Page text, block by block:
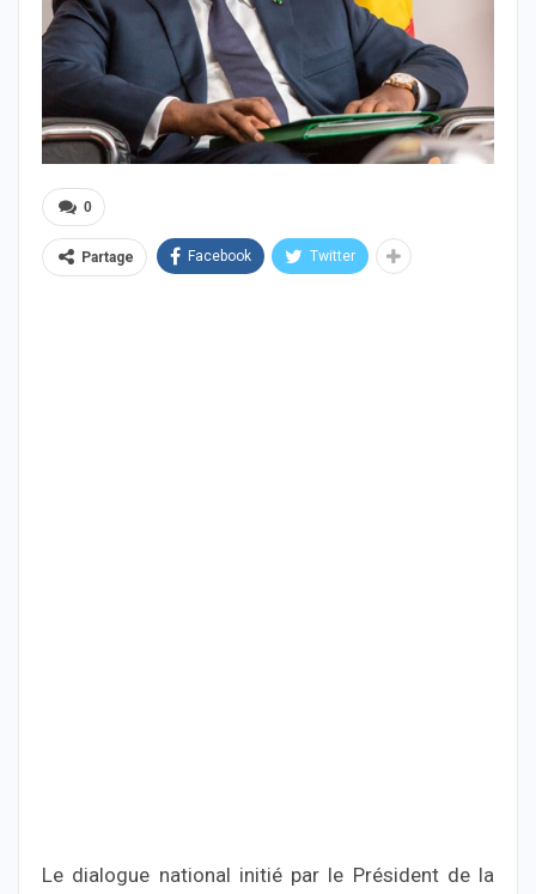
0
Partage Facebook Twitter
Le dialogue national initié par le Président de la